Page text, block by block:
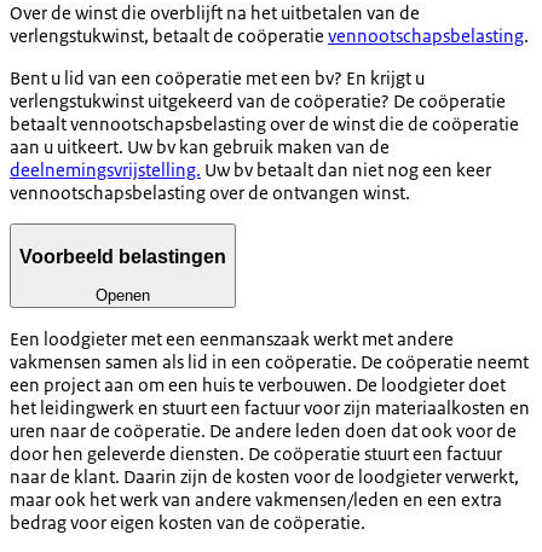
Over de winst die overblijft na het uitbetalen van de
verlengstukwinst, betaalt de coöperatie vennootschapsbelasting.
Bent u lid van een coöperatie met een bv? En krijgt u
verlengstukwinst uitgekeerd van de coöperatie? De coöperatie
betaalt vennootschapsbelasting over de winst die de coöperatie
aan u uitkeert. Uw bv kan gebruik maken van de
deelnemingsvrijstelling. Uw bv betaalt dan niet nog een keer
vennootschapsbelasting over de ontvangen winst.
Voorbeeld belastingen
Openen
Een loodgieter met een eenmanszaak werkt met andere
vakmensen samen als lid in een coöperatie. De coöperatie neemt
een project aan om een huis te verbouwen. De loodgieter doet
het leidingwerk en stuurt een factuur voor zijn materiaalkosten en
uren naar de coöperatie. De andere leden doen dat ook voor de
door hen geleverde diensten. De coöperatie stuurt een factuur
naar de klant. Daarin zijn de kosten voor de loodgieter verwerkt,
maar ook het werk van andere vakmensen/leden en een extra
bedrag voor eigen kosten van de coöperatie.